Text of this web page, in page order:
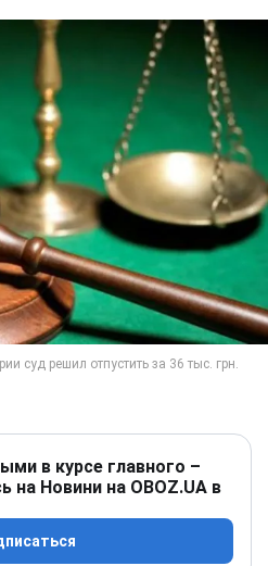
в курсе главного –
на Новини на OBOZ.UA в